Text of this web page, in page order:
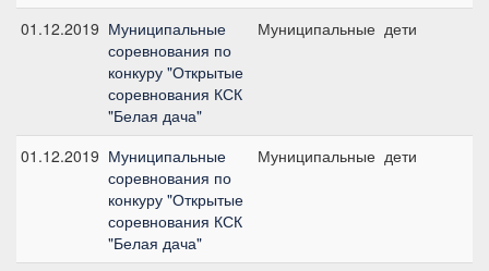
01.12.2019 Муниципальные
соревнования по
конкуру "Открытые
соревнования КСК
"Белая дача"
Муниципальные дети
01.12.2019 Муниципальные
соревнования по
конкуру "Открытые
соревнования КСК
"Белая дача"
Муниципальные дети